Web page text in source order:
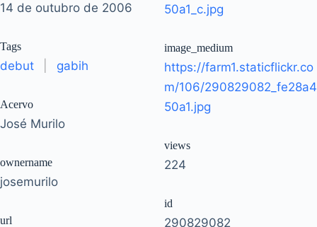
14 de outubro de 2006
Tags
debut gabih
Acervo
José Murilo
ownername
josemurilo
url
50a1_c.jpg
image_medium
https://farm1.staticflickr.co
m/106/290829082_fe28a4
50a1.jpg
views
224
id
290829082